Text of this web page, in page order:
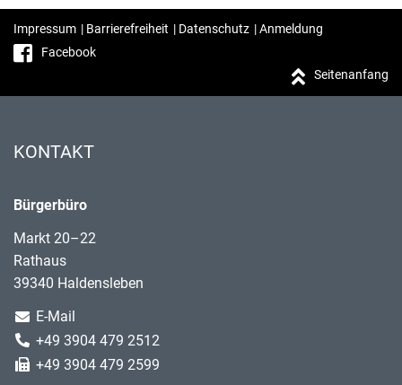
Impressum | Barrierefreiheit | Datenschutz |Anmeldung
Facebook
Seitenanfang
KONTAKT
Bürgerbüro
Markt 20–22
Rathaus
39340 Haldensleben
E-Mail
+49 3904 479 2512
+49 3904 479 2599